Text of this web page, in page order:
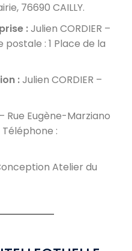
76690 CAILLY.
:Julien CORDIER –
postale : 1 Place de la
:Julien CORDIER –
Rue Eugène-Marziano
Téléphone :
Atelier du